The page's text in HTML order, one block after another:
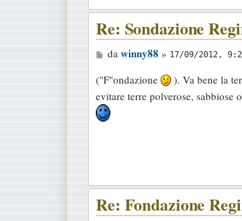
o
Re: Sondazione
M
s
s
a
o
da winny88 » 17/09/2012,
("F"ondazione
). Va bene la
evitare terre polverose, sabbiose
Re: Fondazione